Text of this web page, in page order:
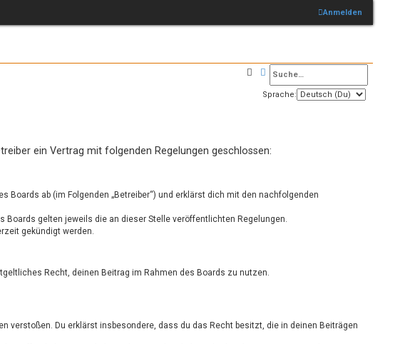
Anmelden
SucheErweiterte Suche
Sprache:
ein Vertrag mit folgenden Regelungen geschlossen:
Boards ab (im Folgenden „Betreiber“) und erklärst dich mit den nachfolgenden
gelten jeweils die an dieser Stelle veröffentlichten Regelungen.
gekündigt werden.
Recht, deinen Beitrag im Rahmen des Boards zu nutzen.
verstoßen. Du erklärst insbesondere, dass du das Recht besitzt, die in deinen Beiträgen